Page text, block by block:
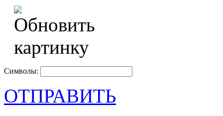
Символы:
ОТПРАВИТЬ